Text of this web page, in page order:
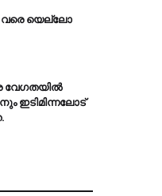
വരെ യെല്ലോ
വേഗതയിൽ
ഇടിമിന്നലോട്